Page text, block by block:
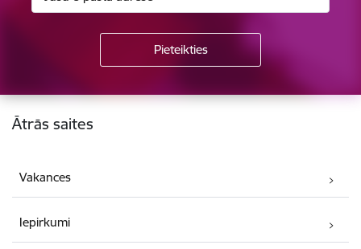
Kājene
Ātrās saites
Vakances
Iepirkumi